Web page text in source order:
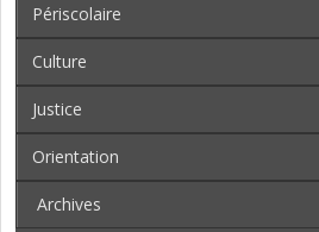
Périscolaire
Culture
Justice
Orientation
Archives